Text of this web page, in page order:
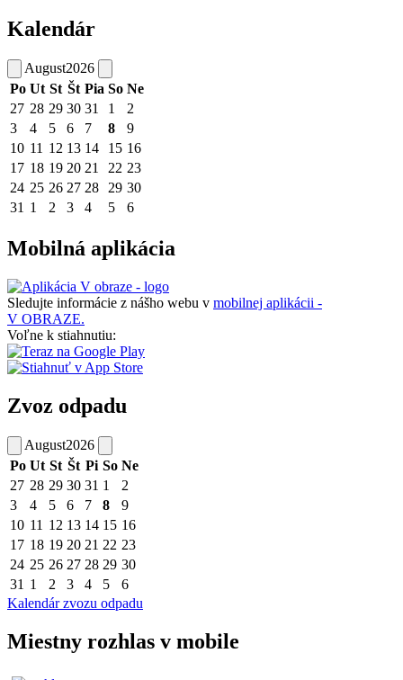
Kalendár
August2026
Po Ut St Št Pia So Ne
27 28 29 30 31 1
2
3
4 5 6 7 8
9
10 11 12 13 14 15 16
17 18 19 20 21 22 23
24 25 26 27 28 29 30
31 1 2 3 4 5 6
Mobilná aplikácia
Sledujte informácie z nášho webu v mobilnej aplikácii -
V OBRAZE.
Voľne k stiahnutiu:
Zvoz odpadu
August2026
Po Ut St Št Pi So Ne
27 28 29 30 31 1
2
3
4 5 6 7 8
9
10 11 12 13 14 15 16
17 18 19 20 21 22 23
24 25 26 27 28 29 30
31 1 2 3 4 5
6
Kalendár zvozu odpadu
Miestny rozhlas v mobile